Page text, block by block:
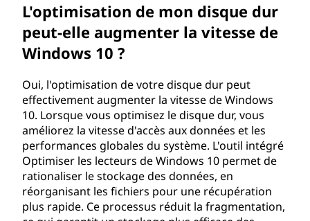
L'optimisation de mon disque dur
peut-elle augmenter la vitesse de
Windows 10 ?
Oui, l'optimisation de votre disque dur peut
effectivement augmenter la vitesse de Windows
10. Lorsque vous optimisez le disque dur, vous
améliorez la vitesse d'accès aux données et les
performances globales du système. L'outil intégré
Optimiser les lecteurs de Windows 10 permet de
rationaliser le stockage des données, en
réorganisant les fichiers pour une récupération
plus rapide. Ce processus réduit la fragmentation,